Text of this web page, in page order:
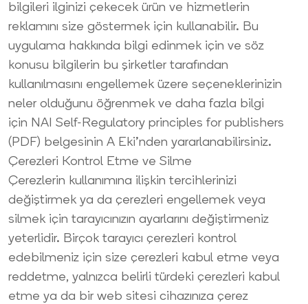
bilgileri ilginizi çekecek ürün ve hizmetlerin
reklamını size göstermek için kullanabilir. Bu
uygulama hakkında bilgi edinmek için ve söz
konusu bilgilerin bu şirketler tarafından
kullanılmasını engellemek üzere seçeneklerinizin
neler olduğunu öğrenmek ve daha fazla bilgi
için NAI Self-Regulatory principles for publishers
(PDF) belgesinin A Eki’nden yararlanabilirsiniz.
Çerezleri Kontrol Etme ve Silme
Çerezlerin kullanımına ilişkin tercihlerinizi
değiştirmek ya da çerezleri engellemek veya
silmek için tarayıcınızın ayarlarını değiştirmeniz
yeterlidir. Birçok tarayıcı çerezleri kontrol
edebilmeniz için size çerezleri kabul etme veya
reddetme, yalnızca belirli türdeki çerezleri kabul
etme ya da bir web sitesi cihazınıza çerez